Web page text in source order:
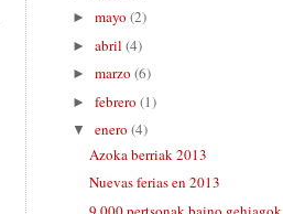
► mayo (2)
► abril (4)
► marzo (6)
► febrero (1)
▼ enero (4)
Azoka berriak 2013
Nuevas ferias en 2013